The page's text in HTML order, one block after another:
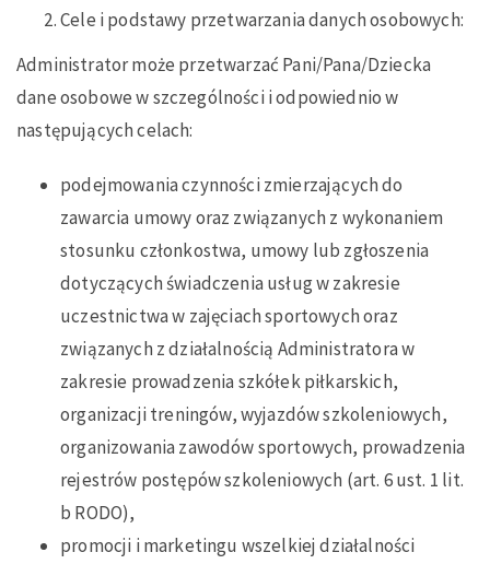
Cele i podstawy przetwarzania danych osobowych:
Administrator może przetwarzać Pani/Pana/Dziecka
dane osobowe w szczególności i odpowiednio w
następujących celach:
podejmowania czynności zmierzających do
zawarcia umowy oraz związanych z wykonaniem
stosunku członkostwa, umowy lub zgłoszenia
dotyczących świadczenia usług w zakresie
uczestnictwa w zajęciach sportowych oraz
związanych z działalnością Administratora w
zakresie prowadzenia szkółek piłkarskich,
organizacji treningów, wyjazdów szkoleniowych,
organizowania zawodów sportowych, prowadzenia
rejestrów postępów szkoleniowych (art. 6 ust. 1 lit.
b RODO),
promocji i marketingu wszelkiej działalności